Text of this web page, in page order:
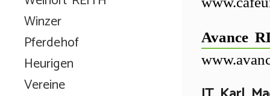
Winzer
Pferdehof
Heurigen
Vereine
Avance